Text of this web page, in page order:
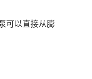
以直接从膨